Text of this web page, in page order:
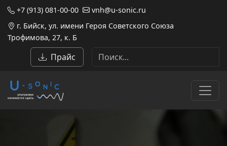
+7 (913) 081-00-00
vnh@u-sonic.ru
г. Бийск, ул. имени Героя Советского Союза
Трофимова, 27, к. Б
Прайс
Ультразвуковые аппараты и